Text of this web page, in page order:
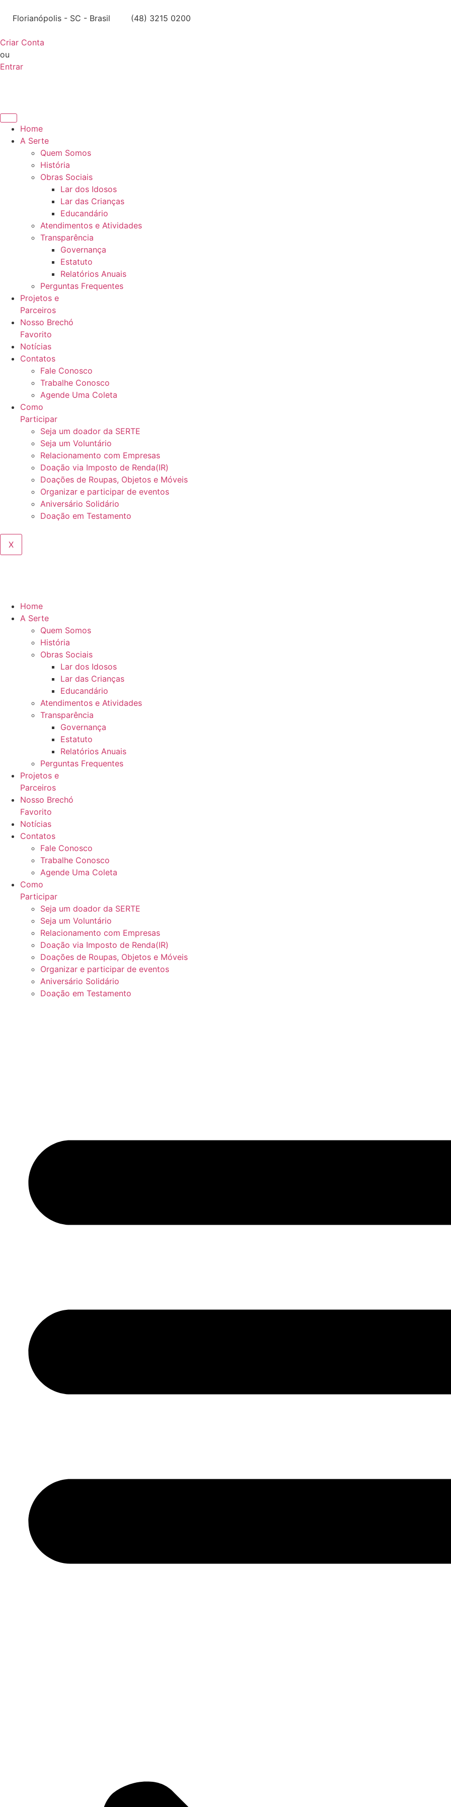
Florianópolis - SC - Brasil (48) 3215 0200
Criar Conta
ou
Entrar
Home
A Serte
Quem Somos
História
Obras Sociais
Lar dos Idosos
Lar das Crianças
Educandário
Atendimentos e Atividades
Transparência
Governança
Estatuto
Relatórios Anuais
Perguntas Frequentes
Projetos e
Parceiros
Nosso Brechó
Favorito
Notícias
Contatos
Fale Conosco
Trabalhe Conosco
Agende Uma Coleta
Como
Participar
Seja um doador da SERTE
Seja um Voluntário
Relacionamento com Empresas
Doação via Imposto de Renda(IR)
Doações de Roupas, Objetos e Móveis
Organizar e participar de eventos
Aniversário Solidário
Doação em Testamento
X
Home
A Serte
Quem Somos
História
Obras Sociais
Lar dos Idosos
Lar das Crianças
Educandário
Atendimentos e Atividades
Transparência
Governança
Estatuto
Relatórios Anuais
Perguntas Frequentes
Projetos e
Parceiros
Nosso Brechó
Favorito
Notícias
Contatos
Fale Conosco
Trabalhe Conosco
Agende Uma Coleta
Como
Participar
Seja um doador da SERTE
Seja um Voluntário
Relacionamento com Empresas
Doação via Imposto de Renda(IR)
Doações de Roupas, Objetos e Móveis
Organizar e participar de eventos
Aniversário Solidário
Doação em Testamento